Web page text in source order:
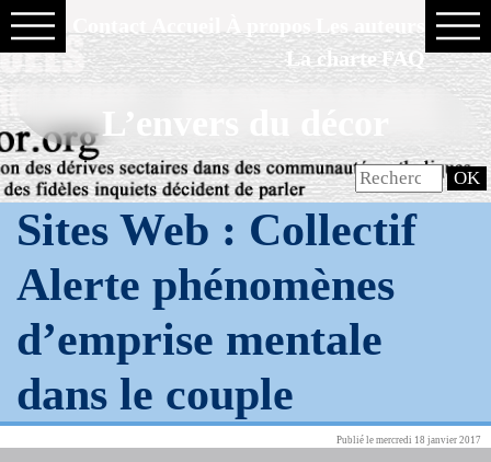
La charte FAQ
L’envers du décor
Sites Web : Collectif
Alerte phénomènes
d’emprise mentale
dans le couple
Publié le mercredi 18 janvier 2017